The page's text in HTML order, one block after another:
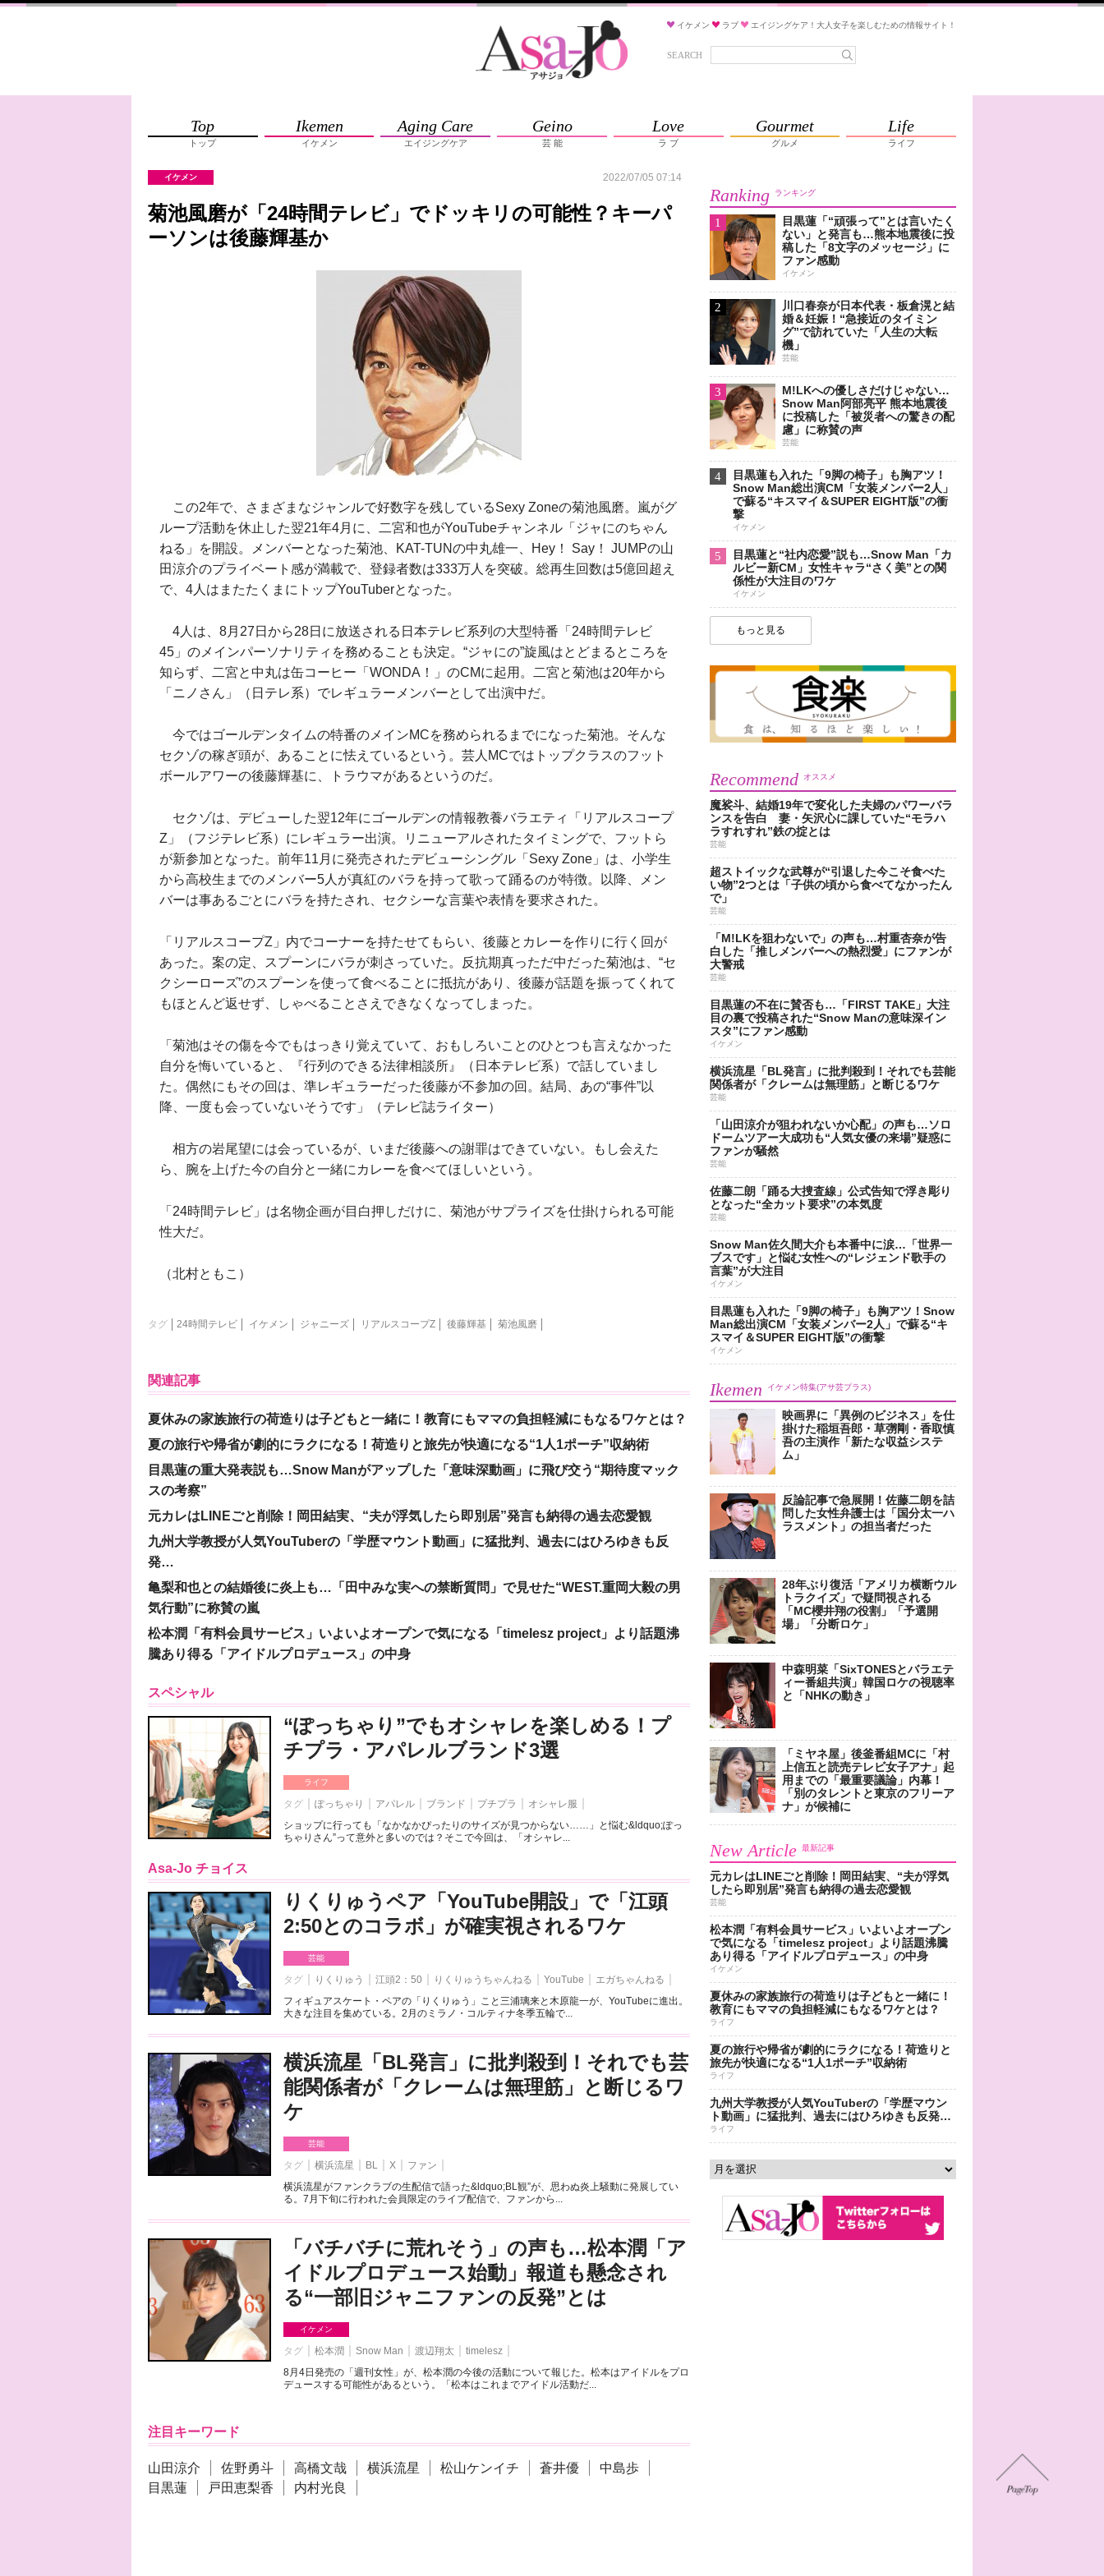
イケメン ラブ エイジングケア！大人女子を楽しむための情報サイト！
SEARCH
Top
トップ
Ikemen
イケメン
Aging Care
エイジングケア
Geino
芸 能
Love
ラ ブ
Gourmet
グルメ
Life
ライフ
イケメン 2022/07/05 07:14
菊池風磨が「24時間テレビ」でドッキリの可能性？キーパ
ーソンは後藤輝基か
この2年で、さまざまなジャンルで好数字を残しているSexy Zoneの菊池風磨。嵐がグ
ループ活動を休止した翌21年4月に、二宮和也がYouTubeチャンネル「ジャにのちゃん
ねる」を開設。メンバーとなった菊池、KAT-TUNの中丸雄一、Hey！ Say！ JUMPの山
田涼介のプライベート感が満載で、登録者数は333万人を突破。総再生回数は5億回超え
で、4人はまたたくまにトップYouTuberとなった。
4人は、8月27日から28日に放送される日本テレビ系列の大型特番「24時間テレビ
45」のメインパーソナリティを務めることも決定。“ジャにの”旋風はとどまるところを
知らず、二宮と中丸は缶コーヒー「WONDA！」のCMに起用。二宮と菊池は20年から
「ニノさん」（日テレ系）でレギュラーメンバーとして出演中だ。
今ではゴールデンタイムの特番のメインMCを務められるまでになった菊池。そんな
セクゾの稼ぎ頭が、あることに怯えているという。芸人MCではトップクラスのフット
ボールアワーの後藤輝基に、トラウマがあるというのだ。
セクゾは、デビューした翌12年にゴールデンの情報教養バラエティ「リアルスコープ
Z」（フジテレビ系）にレギュラー出演。リニューアルされたタイミングで、フットら
が新参加となった。前年11月に発売されたデビューシングル「Sexy Zone」は、小学生
から高校生までのメンバー5人が真紅のバラを持って歌って踊るのが特徴。以降、メン
バーは事あるごとにバラを持たされ、セクシーな言葉や表情を要求された。
「リアルスコープZ」内でコーナーを持たせてもらい、後藤とカレーを作りに行く回が
あった。案の定、スプーンにバラが刺さっていた。反抗期真っただ中だった菊池は、“セ
クシーローズ”のスプーンを使って食べることに抵抗があり、後藤が話題を振ってくれて
もほとんど返せず、しゃべることさえできなくなってしまった。
「菊池はその傷を今でもはっきり覚えていて、おもしろいことのひとつも言えなかった
自分を悔いていると、『行列のできる法律相談所』（日本テレビ系）で話していまし
た。偶然にもその回は、準レギュラーだった後藤が不参加の回。結局、あの“事件”以
降、一度も会っていないそうです」（テレビ誌ライター）
相方の岩尾望には会っているが、いまだ後藤への謝罪はできていない。もし会えた
ら、腕を上げた今の自分と一緒にカレーを食べてほしいという。
「24時間テレビ」は名物企画が目白押しだけに、菊池がサプライズを仕掛けられる可能
性大だ。
（北村ともこ）
タグ 24時間テレビ イケメン ジャニーズ リアルスコープZ 後藤輝基 菊池風磨
関連記事
夏休みの家族旅行の荷造りは子どもと一緒に！教育にもママの負担軽減にもなるワケとは？
夏の旅行や帰省が劇的にラクになる！荷造りと旅先が快適になる“1人1ポーチ”収納術
目黒蓮の重大発表説も…Snow Manがアップした「意味深動画」に飛び交う“期待度マック
スの考察”
元カレはLINEごと削除！岡田結実、“夫が浮気したら即別居”発言も納得の過去恋愛観
九州大学教授が人気YouTuberの「学歴マウント動画」に猛批判、過去にはひろゆきも反
発…
亀梨和也との結婚後に炎上も…「田中みな実への禁断質問」で見せた“WEST.重岡大毅の男
気行動”に称賛の嵐
松本潤「有料会員サービス」いよいよオープンで気になる「timelesz project」より話題沸
騰あり得る「アイドルプロデュース」の中身
スペシャル
“ぽっちゃり”でもオシャレを楽しめる！プ
チプラ・アパレルブランド3選
ライフ
タグ ぽっちゃり アパレル ブランド プチプラ
オシャレ服
ショップに行っても「なかなかぴったりのサイズが見つからない……」と悩む&ldquo;ぽっ
ちゃりさん”って意外と多いのでは？そこで今回は、「オシャレ...
Asa-Jo チョイス
りくりゅうペア「YouTube開設」で「江頭
2:50とのコラボ」が確実視されるワケ
芸能
タグ りくりゅう 江頭2：50 りくりゅうちゃんねる YouTube
エガちゃんねる
フィギュアスケート・ペアの「りくりゅう」こと三浦璃来と木原龍一が、YouTubeに進出。
大きな注目を集めている。2月のミラノ・コルティナ冬季五輪で...
横浜流星「BL発言」に批判殺到！それでも芸
能関係者が「クレームは無理筋」と断じるワ
ケ
芸能
タグ 横浜流星 BL X
ファン
横浜流星がファンクラブの生配信で語った&ldquo;BL観”が、思わぬ炎上騒動に発展してい
る。7月下旬に行われた会員限定のライブ配信で、ファンから...
「バチバチに荒れそう」の声も…松本潤「ア
イドルプロデュース始動」報道も懸念され
る“一部旧ジャニファンの反発”とは
イケメン
タグ 松本潤 Snow Man 渡辺翔太
timelesz
8月4日発売の「週刊女性」が、松本潤の今後の活動について報じた。松本はアイドルをプロ
デュースする可能性があるという。「松本はこれまでアイドル活動だ...
注目キーワード
山田涼介 佐野勇斗 高橋文哉 横浜流星 松山ケンイチ 蒼井優
中島歩
目黒蓮
戸田恵梨香 内村光良
Ranking ランキング
1
目黒蓮「“頑張って”とは言いたく
ない」と発言も…熊本地震後に投
稿した「8文字のメッセージ」に
ファン感動
イケメン
2
川口春奈が日本代表・板倉滉と結
婚＆妊娠！“急接近のタイミン
グ”で訪れていた「人生の大転
機」
芸能
3
M!LKへの優しさだけじゃない…
Snow Man阿部亮平 熊本地震後
に投稿した「被災者への驚きの配
慮」に称賛の声
芸能
4
目黒蓮も入れた「9脚の椅子」も胸アツ！
Snow Man総出演CM「女装メンバー2人」
で蘇る“キスマイ＆SUPER EIGHT版”の衝
撃
イケメン
5
目黒蓮と“社内恋愛”説も…Snow Man「カ
ルビー新CM」女性キャラ“さく美”との関
係性が大注目のワケ
イケメン
もっと見る
Recommend オススメ
魔裟斗、結婚19年で変化した夫婦のパワーバラ
ンスを告白 妻・矢沢心に課していた“モラハ
ラすれすれ”鉄の掟とは
芸能
超ストイックな武尊が“引退した今こそ食べた
い物”2つとは「子供の頃から食べてなかったん
で」
芸能
「M!LKを狙わないで」の声も…村重杏奈が告
白した「推しメンバーへの熱烈愛」にファンが
大警戒
芸能
目黒蓮の不在に賛否も…「FIRST TAKE」大注
目の裏で投稿された“Snow Manの意味深イン
スタ”にファン感動
イケメン
横浜流星「BL発言」に批判殺到！それでも芸能
関係者が「クレームは無理筋」と断じるワケ
芸能
「山田涼介が狙われないか心配」の声も…ソロ
ドームツアー大成功も“人気女優の来場”疑惑に
ファンが騒然
芸能
佐藤二朗「踊る大捜査線」公式告知で浮き彫り
となった“全カット要求”の本気度
芸能
Snow Man佐久間大介も本番中に涙…「世界一
ブスです」と悩む女性への“レジェンド歌手の
言葉”が大注目
イケメン
目黒蓮も入れた「9脚の椅子」も胸アツ！Snow
Man総出演CM「女装メンバー2人」で蘇る“キ
スマイ＆SUPER EIGHT版”の衝撃
イケメン
Ikemen イケメン特集(アサ芸プラス)
映画界に「異例のビジネス」を仕
掛けた稲垣吾郎・草彅剛・香取慎
吾の主演作「新たな収益システ
ム」
反論記事で急展開！佐藤二朗を詰
問した女性弁護士は「国分太一ハ
ラスメント」の担当者だった
28年ぶり復活「アメリカ横断ウル
トラクイズ」で疑問視される
「MC櫻井翔の役割」「予選開
場」「分断ロケ」
中森明菜「SixTONESとバラエテ
ィー番組共演」韓国ロケの視聴率
と「NHKの動き」
「ミヤネ屋」後釜番組MCに「村
上信五と読売テレビ女子アナ」起
用までの「最重要議論」内幕！
「別のタレントと東京のフリーア
ナ」が候補に
New Article 最新記事
元カレはLINEごと削除！岡田結実、“夫が浮気
したら即別居”発言も納得の過去恋愛観
芸能
松本潤「有料会員サービス」いよいよオープン
で気になる「timelesz project」より話題沸騰
あり得る「アイドルプロデュース」の中身
イケメン
夏休みの家族旅行の荷造りは子どもと一緒に！
教育にもママの負担軽減にもなるワケとは？
ライフ
夏の旅行や帰省が劇的にラクになる！荷造りと
旅先が快適になる“1人1ポーチ”収納術
ライフ
九州大学教授が人気YouTuberの「学歴マウン
ト動画」に猛批判、過去にはひろゆきも反発…
ライフ